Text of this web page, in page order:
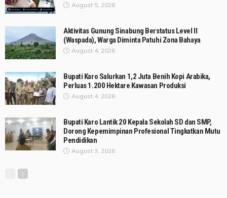
August 5, 2026
Aktivitas Gunung Sinabung Berstatus Level II
(Waspada), Warga Diminta Patuhi Zona Bahaya
August 4, 2026
Bupati Karo Salurkan 1,2 Juta Benih Kopi Arabika,
Perluas 1.200 Hektare Kawasan Produksi
August 4, 2026
Bupati Karo Lantik 20 Kepala Sekolah SD dan SMP,
Dorong Kepemimpinan Profesional Tingkatkan Mutu
Pendidikan
August 3, 2026